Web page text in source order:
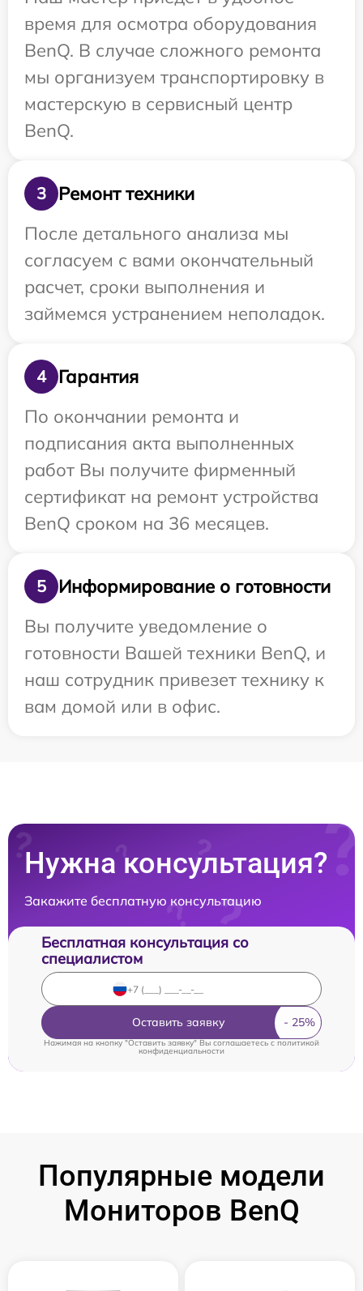
время для осмотра оборудования
BenQ. В случае сложного ремонта
мы организуем транспортировку в
мастерскую в сервисный центр
BenQ.
3
Ремонт техники
После детального анализа мы
согласуем с вами окончательный
расчет, сроки выполнения и
займемся устранением неполадок.
4
Гарантия
По окончании ремонта и
подписания акта выполненных
работ Вы получите фирменный
сертификат на ремонт устройства
BenQ сроком на 36 месяцев.
5
Информирование о готовности
Вы получите уведомление о
готовности Вашей техники BenQ, и
наш сотрудник привезет технику к
вам домой или в офис.
Нужна консультация?
Закажите бесплатную консультацию
Бесплатная консультация со
специалистом
Оставить заявку
Нажимая на кнопку "Оставить заявку" Вы соглашаетесь c политикой
конфиденциальности
Популярные модели
Мониторов BenQ